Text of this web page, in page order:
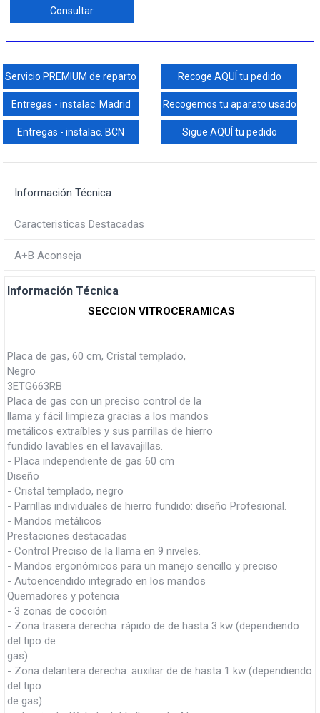
Consultar
Servicio PREMIUM de reparto Recoge AQUÍ tu pedido
Entregas - instalac. Madrid Recogemos tu aparato usado
Entregas - instalac. BCN Sigue AQUÍ tu pedido
Información Técnica
Caracteristicas Destacadas
A+B Aconseja
Información Técnica
SECCION VITROCERAMICAS
Placa de gas, 60 cm, Cristal templado,
Negro
3ETG663RB
Placa de gas con un preciso control de la
llama y fácil limpieza gracias a los mandos
metálicos extraíbles y sus parrillas de hierro
fundido lavables en el lavavajillas.
- Placa independiente de gas 60 cm
Diseño
- Cristal templado, negro
- Parrillas individuales de hierro fundido: diseño Profesional.
- Mandos metálicos
Prestaciones destacadas
- Control Preciso de la llama en 9 niveles.
- Mandos ergonómicos para un manejo sencillo y preciso
- Autoencendido integrado en los mandos
Quemadores y potencia
- 3 zonas de cocción
- Zona trasera derecha: rápido de de hasta 3 kw (dependiendo
del tipo de
gas)
- Zona delantera derecha: auxiliar de de hasta 1 kw (dependiendo
del tipo
de gas)